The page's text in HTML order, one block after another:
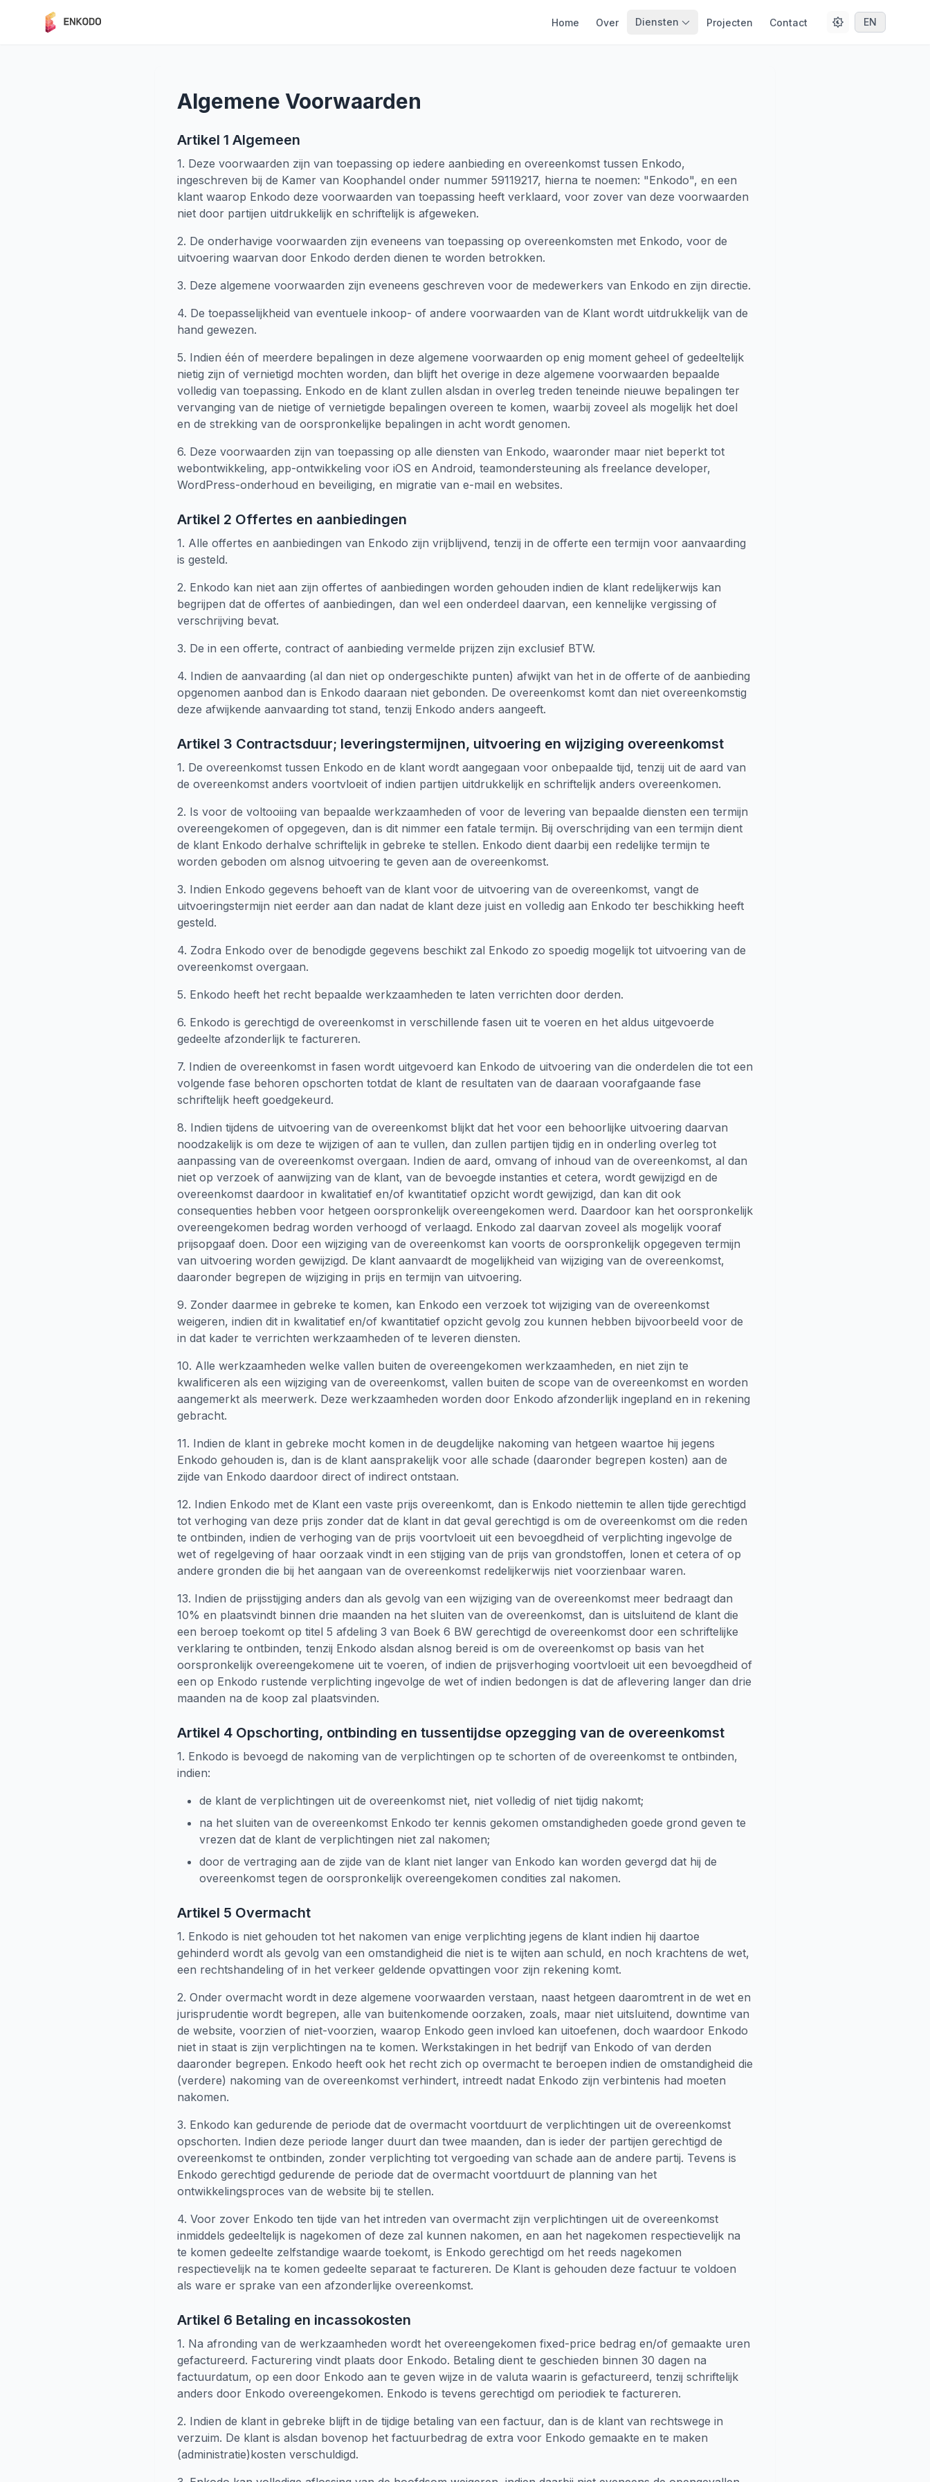
Home Over Diensten Projecten Contact EN
Algemene Voorwaarden
Artikel 1 Algemeen
1. Deze voorwaarden zijn van toepassing op iedere aanbieding en overeenkomst tussen Enkodo,
ingeschreven bij de Kamer van Koophandel onder nummer 59119217, hierna te noemen: "Enkodo", en een
klant waarop Enkodo deze voorwaarden van toepassing heeft verklaard, voor zover van deze voorwaarden
niet door partijen uitdrukkelijk en schriftelijk is afgeweken.
2. De onderhavige voorwaarden zijn eveneens van toepassing op overeenkomsten met Enkodo, voor de
uitvoering waarvan door Enkodo derden dienen te worden betrokken.
3. Deze algemene voorwaarden zijn eveneens geschreven voor de medewerkers van Enkodo en zijn directie.
4. De toepasselijkheid van eventuele inkoop- of andere voorwaarden van de Klant wordt uitdrukkelijk van de
hand gewezen.
5. Indien één of meerdere bepalingen in deze algemene voorwaarden op enig moment geheel of gedeeltelijk
nietig zijn of vernietigd mochten worden, dan blijft het overige in deze algemene voorwaarden bepaalde
volledig van toepassing. Enkodo en de klant zullen alsdan in overleg treden teneinde nieuwe bepalingen ter
vervanging van de nietige of vernietigde bepalingen overeen te komen, waarbij zoveel als mogelijk het doel
en de strekking van de oorspronkelijke bepalingen in acht wordt genomen.
6. Deze voorwaarden zijn van toepassing op alle diensten van Enkodo, waaronder maar niet beperkt tot
webontwikkeling, app-ontwikkeling voor iOS en Android, teamondersteuning als freelance developer,
WordPress-onderhoud en beveiliging, en migratie van e-mail en websites.
Artikel 2 Offertes en aanbiedingen
1. Alle offertes en aanbiedingen van Enkodo zijn vrijblijvend, tenzij in de offerte een termijn voor aanvaarding
is gesteld.
2. Enkodo kan niet aan zijn offertes of aanbiedingen worden gehouden indien de klant redelijkerwijs kan
begrijpen dat de offertes of aanbiedingen, dan wel een onderdeel daarvan, een kennelijke vergissing of
verschrijving bevat.
3. De in een offerte, contract of aanbieding vermelde prijzen zijn exclusief BTW.
4. Indien de aanvaarding (al dan niet op ondergeschikte punten) afwijkt van het in de offerte of de aanbieding
opgenomen aanbod dan is Enkodo daaraan niet gebonden. De overeenkomst komt dan niet overeenkomstig
deze afwijkende aanvaarding tot stand, tenzij Enkodo anders aangeeft.
Artikel 3 Contractsduur; leveringstermijnen, uitvoering en wijziging overeenkomst
1. De overeenkomst tussen Enkodo en de klant wordt aangegaan voor onbepaalde tijd, tenzij uit de aard van
de overeenkomst anders voortvloeit of indien partijen uitdrukkelijk en schriftelijk anders overeenkomen.
2. Is voor de voltooiing van bepaalde werkzaamheden of voor de levering van bepaalde diensten een termijn
overeengekomen of opgegeven, dan is dit nimmer een fatale termijn. Bij overschrijding van een termijn dient
de klant Enkodo derhalve schriftelijk in gebreke te stellen. Enkodo dient daarbij een redelijke termijn te
worden geboden om alsnog uitvoering te geven aan de overeenkomst.
3. Indien Enkodo gegevens behoeft van de klant voor de uitvoering van de overeenkomst, vangt de
uitvoeringstermijn niet eerder aan dan nadat de klant deze juist en volledig aan Enkodo ter beschikking heeft
gesteld.
4. Zodra Enkodo over de benodigde gegevens beschikt zal Enkodo zo spoedig mogelijk tot uitvoering van de
overeenkomst overgaan.
5. Enkodo heeft het recht bepaalde werkzaamheden te laten verrichten door derden.
6. Enkodo is gerechtigd de overeenkomst in verschillende fasen uit te voeren en het aldus uitgevoerde
gedeelte afzonderlijk te factureren.
7. Indien de overeenkomst in fasen wordt uitgevoerd kan Enkodo de uitvoering van die onderdelen die tot een
volgende fase behoren opschorten totdat de klant de resultaten van de daaraan voorafgaande fase
schriftelijk heeft goedgekeurd.
8. Indien tijdens de uitvoering van de overeenkomst blijkt dat het voor een behoorlijke uitvoering daarvan
noodzakelijk is om deze te wijzigen of aan te vullen, dan zullen partijen tijdig en in onderling overleg tot
aanpassing van de overeenkomst overgaan. Indien de aard, omvang of inhoud van de overeenkomst, al dan
niet op verzoek of aanwijzing van de klant, van de bevoegde instanties et cetera, wordt gewijzigd en de
overeenkomst daardoor in kwalitatief en/of kwantitatief opzicht wordt gewijzigd, dan kan dit ook
consequenties hebben voor hetgeen oorspronkelijk overeengekomen werd. Daardoor kan het oorspronkelijk
overeengekomen bedrag worden verhoogd of verlaagd. Enkodo zal daarvan zoveel als mogelijk vooraf
prijsopgaaf doen. Door een wijziging van de overeenkomst kan voorts de oorspronkelijk opgegeven termijn
van uitvoering worden gewijzigd. De klant aanvaardt de mogelijkheid van wijziging van de overeenkomst,
daaronder begrepen de wijziging in prijs en termijn van uitvoering.
9. Zonder daarmee in gebreke te komen, kan Enkodo een verzoek tot wijziging van de overeenkomst
weigeren, indien dit in kwalitatief en/of kwantitatief opzicht gevolg zou kunnen hebben bijvoorbeeld voor de
in dat kader te verrichten werkzaamheden of te leveren diensten.
10. Alle werkzaamheden welke vallen buiten de overeengekomen werkzaamheden, en niet zijn te
kwalificeren als een wijziging van de overeenkomst, vallen buiten de scope van de overeenkomst en worden
aangemerkt als meerwerk. Deze werkzaamheden worden door Enkodo afzonderlijk ingepland en in rekening
gebracht.
11. Indien de klant in gebreke mocht komen in de deugdelijke nakoming van hetgeen waartoe hij jegens
Enkodo gehouden is, dan is de klant aansprakelijk voor alle schade (daaronder begrepen kosten) aan de
zijde van Enkodo daardoor direct of indirect ontstaan.
12. Indien Enkodo met de Klant een vaste prijs overeenkomt, dan is Enkodo niettemin te allen tijde gerechtigd
tot verhoging van deze prijs zonder dat de klant in dat geval gerechtigd is om de overeenkomst om die reden
te ontbinden, indien de verhoging van de prijs voortvloeit uit een bevoegdheid of verplichting ingevolge de
wet of regelgeving of haar oorzaak vindt in een stijging van de prijs van grondstoffen, lonen et cetera of op
andere gronden die bij het aangaan van de overeenkomst redelijkerwijs niet voorzienbaar waren.
13. Indien de prijsstijging anders dan als gevolg van een wijziging van de overeenkomst meer bedraagt dan
10% en plaatsvindt binnen drie maanden na het sluiten van de overeenkomst, dan is uitsluitend de klant die
een beroep toekomt op titel 5 afdeling 3 van Boek 6 BW gerechtigd de overeenkomst door een schriftelijke
verklaring te ontbinden, tenzij Enkodo alsdan alsnog bereid is om de overeenkomst op basis van het
oorspronkelijk overeengekomene uit te voeren, of indien de prijsverhoging voortvloeit uit een bevoegdheid of
een op Enkodo rustende verplichting ingevolge de wet of indien bedongen is dat de aflevering langer dan drie
maanden na de koop zal plaatsvinden.
Artikel 4 Opschorting, ontbinding en tussentijdse opzegging van de overeenkomst
1. Enkodo is bevoegd de nakoming van de verplichtingen op te schorten of de overeenkomst te ontbinden,
indien:
de klant de verplichtingen uit de overeenkomst niet, niet volledig of niet tijdig nakomt;
na het sluiten van de overeenkomst Enkodo ter kennis gekomen omstandigheden goede grond geven te
vrezen dat de klant de verplichtingen niet zal nakomen;
door de vertraging aan de zijde van de klant niet langer van Enkodo kan worden gevergd dat hij de
overeenkomst tegen de oorspronkelijk overeengekomen condities zal nakomen.
Artikel 5 Overmacht
1. Enkodo is niet gehouden tot het nakomen van enige verplichting jegens de klant indien hij daartoe
gehinderd wordt als gevolg van een omstandigheid die niet is te wijten aan schuld, en noch krachtens de wet,
een rechtshandeling of in het verkeer geldende opvattingen voor zijn rekening komt.
2. Onder overmacht wordt in deze algemene voorwaarden verstaan, naast hetgeen daaromtrent in de wet en
jurisprudentie wordt begrepen, alle van buitenkomende oorzaken, zoals, maar niet uitsluitend, downtime van
de website, voorzien of niet-voorzien, waarop Enkodo geen invloed kan uitoefenen, doch waardoor Enkodo
niet in staat is zijn verplichtingen na te komen. Werkstakingen in het bedrijf van Enkodo of van derden
daaronder begrepen. Enkodo heeft ook het recht zich op overmacht te beroepen indien de omstandigheid die
(verdere) nakoming van de overeenkomst verhindert, intreedt nadat Enkodo zijn verbintenis had moeten
nakomen.
3. Enkodo kan gedurende de periode dat de overmacht voortduurt de verplichtingen uit de overeenkomst
opschorten. Indien deze periode langer duurt dan twee maanden, dan is ieder der partijen gerechtigd de
overeenkomst te ontbinden, zonder verplichting tot vergoeding van schade aan de andere partij. Tevens is
Enkodo gerechtigd gedurende de periode dat de overmacht voortduurt de planning van het
ontwikkelingsproces van de website bij te stellen.
4. Voor zover Enkodo ten tijde van het intreden van overmacht zijn verplichtingen uit de overeenkomst
inmiddels gedeeltelijk is nagekomen of deze zal kunnen nakomen, en aan het nagekomen respectievelijk na
te komen gedeelte zelfstandige waarde toekomt, is Enkodo gerechtigd om het reeds nagekomen
respectievelijk na te komen gedeelte separaat te factureren. De Klant is gehouden deze factuur te voldoen
als ware er sprake van een afzonderlijke overeenkomst.
Artikel 6 Betaling en incassokosten
1. Na afronding van de werkzaamheden wordt het overeengekomen fixed-price bedrag en/of gemaakte uren
gefactureerd. Facturering vindt plaats door Enkodo. Betaling dient te geschieden binnen 30 dagen na
factuurdatum, op een door Enkodo aan te geven wijze in de valuta waarin is gefactureerd, tenzij schriftelijk
anders door Enkodo overeengekomen. Enkodo is tevens gerechtigd om periodiek te factureren.
2. Indien de klant in gebreke blijft in de tijdige betaling van een factuur, dan is de klant van rechtswege in
verzuim. De klant is alsdan bovenop het factuurbedrag de extra voor Enkodo gemaakte en te maken
(administratie)kosten verschuldigd.